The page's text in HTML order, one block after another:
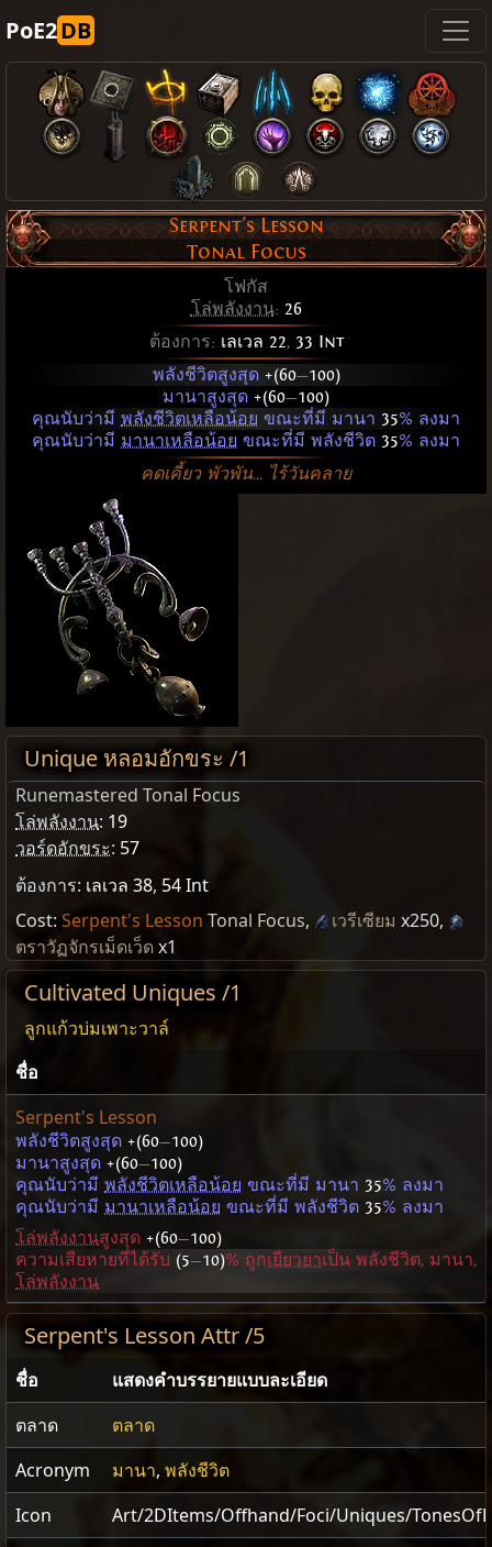
PoE2DB
Serpent's Lesson
Tonal Focus
โฟกัส
โล่พลังงาน: 26
ต้องการ: เลเวล 22, 33 Int
พลังชีวิตสูงสุด +(60—100)
มานาสูงสุด +(60—100)
คุณนับว่ามี พลังชีวิตเหลือน้อย ขณะที่มี มานา 35% ลงมา
คุณนับว่ามี มานาเหลือน้อย ขณะที่มี พลังชีวิต 35% ลงมา
คดเคี้ยว พัวพัน... ไร้วันคลาย
Unique หลอมอักขระ /1
Runemastered Tonal Focus
โล่พลังงาน: 19
วอร์ดอักขระ: 57
ต้องการ: เลเวล 38, 54 Int
Cost: Serpent's Lesson Tonal Focus, เวรีเซียม x250,
ตราวัฏจักรเม็ดเว็ด x1
Cultivated Uniques /1
ลูกแก้วบ่มเพาะวาล์
ชื่อ
Serpent's Lesson
พลังชีวิตสูงสุด +(60—100)
มานาสูงสุด +(60—100)
คุณนับว่ามี พลังชีวิตเหลือน้อย ขณะที่มี มานา 35% ลงมา
คุณนับว่ามี มานาเหลือน้อย ขณะที่มี พลังชีวิต 35% ลงมา
โล่พลังงานสูงสุด +(60—100)
ความเสียหายที่ได้รับ (5—10)% ถูกเยียวยาเป็น พลังชีวิต, มานา,
โล่พลังงาน
Serpent's Lesson Attr /5
ชื่อ
แสดงคำบรรยายแบบละเอียด
ตลาด
ตลาด
Acronym
มานา, พลังชีวิต
Icon
Art/2DItems/Offhand/Foci/Uniques/